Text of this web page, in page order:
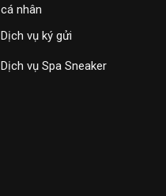
cá nhân
Dịch vụ ký gửi
Dịch vụ Spa Sneaker